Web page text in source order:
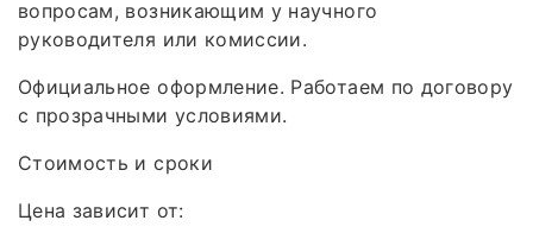
вопросам, возникающим у научного
руководителя или комиссии.
Официальное оформление. Работаем по договору
с прозрачными условиями.
Стоимость и сроки
Цена зависит от: